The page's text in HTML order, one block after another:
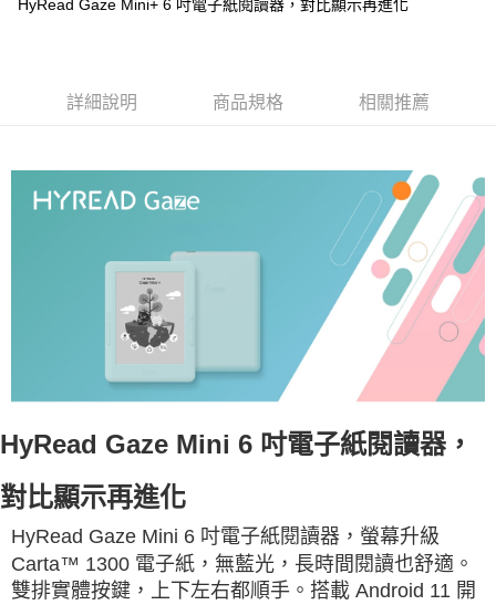
付款後門市自取
每筆NT$80，滿NT$1,000(含以上)免運費
HyRead Gaze Mini+ 6 吋電子紙閱讀器，對比顯示再進化
詳細說明 商品規格 相關推薦
HyRead Gaze Mini 6 吋電子紙閱讀器，
對比顯示再進化
HyRead Gaze Mini 6 吋電子紙閱讀器，螢幕升級
Carta™ 1300 電子紙，無藍光，長時間閱讀也舒適。
雙排實體按鍵，上下左右都順手。搭載 Android 11 開